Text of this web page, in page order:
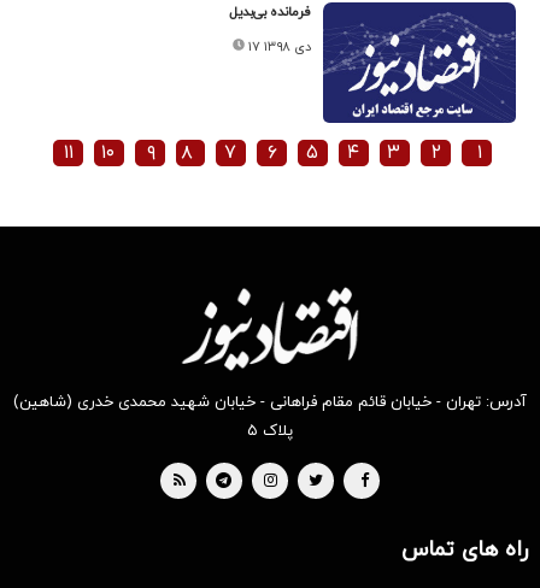
فرمانده بی‌بدیل
۱۷ دی ۱۳۹۸
۱ ۲ ۳ ۴ ۵ ۶ ۷ ۸ ۹ ۱۰ ۱۱
آدرس: تهران - خیابان قائم مقام فراهانی - خیابان شهید محمدی خدری (شاهین)
پلاک ۵
راه های تماس